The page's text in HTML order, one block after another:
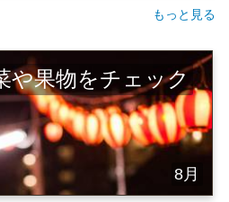
もっと見る
や果物をチェック
8月